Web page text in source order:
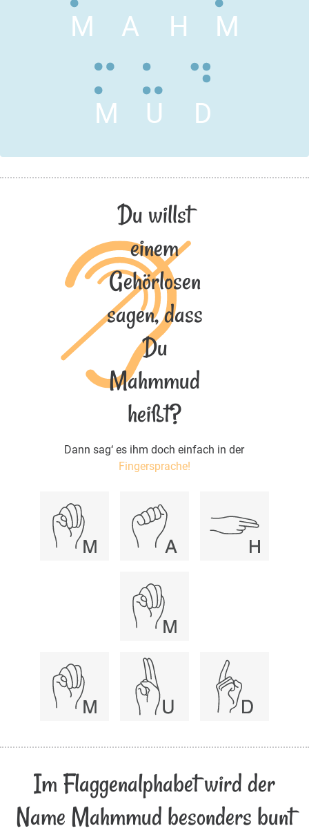
M A H M
M U D
Du willst
einem
Gehörlosen
sagen, dass
Du
Mahmmud
heißt?
Dann sag‘ es ihm doch einfach in der
Fingersprache!
Im Flaggenalphabet wird der
Name Mahmmud besonders bunt